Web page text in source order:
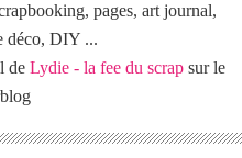
pages, art journal,
déco, DIY ...
de Lydie - la fee du scrap sur le